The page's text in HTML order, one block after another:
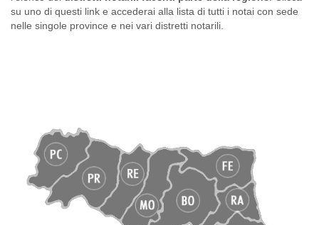
su uno di questi link e accederai alla lista di tutti i notai con sede
nelle singole province e nei vari distretti notarili.